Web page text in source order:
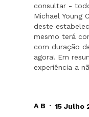
consultar -
Michael Young
deste
mesmo terá
com duração
agora! Em
experiência a
A B . 15 Julho